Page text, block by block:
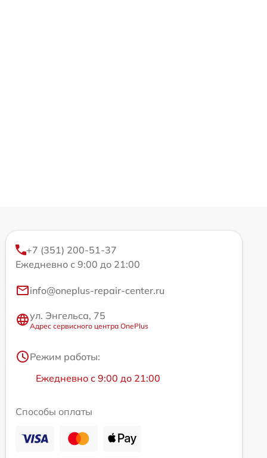
+7 (351) 200-51-37
Ежедневно с 9:00 до 21:00
info@oneplus-repair-center.ru
ул. Энгельса, 75
Адрес сервисного центра OnePlus
Режим работы:
Ежедневно с 9:00 до 21:00
Способы оплаты